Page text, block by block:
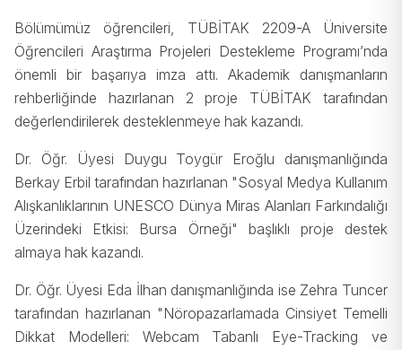
Bölümümüz öğrencileri, TÜBİTAK 2209-A Üniversite
Öğrencileri Araştırma Projeleri Destekleme Programı’nda
önemli bir başarıya imza attı. Akademik danışmanların
rehberliğinde hazırlanan 2 proje TÜBİTAK tarafından
değerlendirilerek desteklenmeye hak kazandı.
Dr. Öğr. Üyesi Duygu Toygür Eroğlu danışmanlığında
Berkay Erbil tarafından hazırlanan "Sosyal Medya Kullanım
Alışkanlıklarının UNESCO Dünya Miras Alanları Farkındalığı
Üzerindeki Etkisi: Bursa Örneği" başlıklı proje destek
almaya hak kazandı.
Dr. Öğr. Üyesi Eda İlhan danışmanlığında ise Zehra Tuncer
tarafından hazırlanan "Nöropazarlamada Cinsiyet Temelli
Dikkat Modelleri: Webcam Tabanlı Eye-Tracking ve